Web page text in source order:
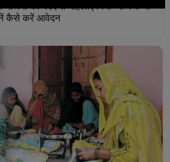
की मदद से महिलाएं बिना ब्याज के पा
कैसे करें आवेदन